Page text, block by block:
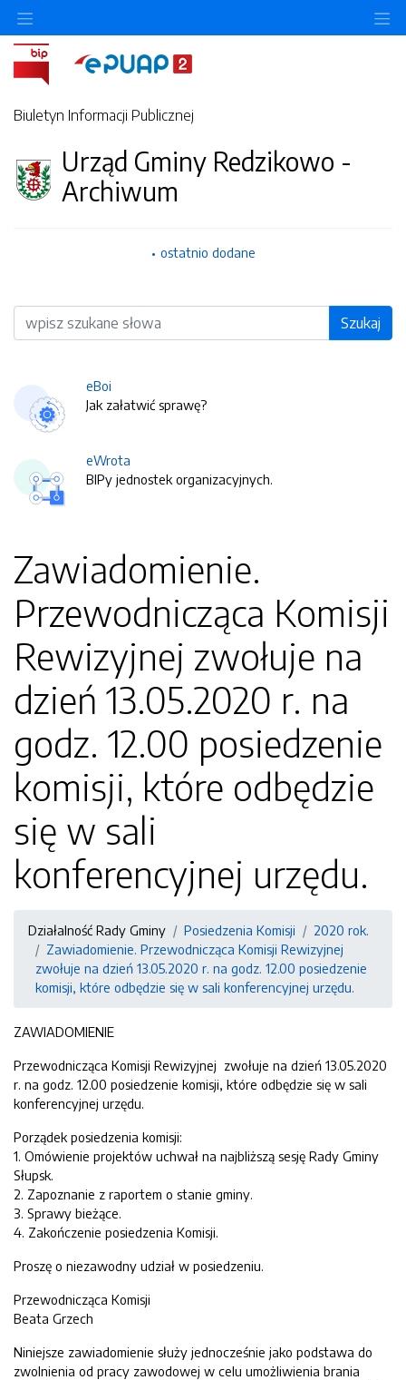
Biuletyn Informacji Publicznej
Urząd Gminy Redzikowo -
Archiwum
ostatnio dodane
Wyszukiwarka Szukaj
eBoi
Jak załatwić sprawę?
eWrota
BIPy jednostek organizacyjnych.
Zawiadomienie.
Przewodnicząca Komisji
Rewizyjnej zwołuje na
dzień 13.05.2020 r. na
godz. 12.00 posiedzenie
komisji, które odbędzie
się w sali
konferencyjnej urzędu.
Działalność Rady Gminy Posiedzenia Komisji
2020 rok.
Zawiadomienie. Przewodnicząca Komisji Rewizyjnej
zwołuje na dzień 13.05.2020 r. na godz. 12.00 posiedzenie
komisji, które odbędzie się w sali konferencyjnej urzędu.
ZAWIADOMIENIE
Przewodnicząca Komisji Rewizyjnej zwołuje na dzień 13.05.2020
r. na godz. 12.00 posiedzenie komisji, które odbędzie się w sali
konferencyjnej urzędu.
Porządek posiedzenia komisji:
1. Omówienie projektów uchwał na najbliższą sesję Rady Gminy
Słupsk.
2. Zapoznanie z raportem o stanie gminy.
3. Sprawy bieżące.
4. Zakończenie posiedzenia Komisji.
Proszę o niezawodny udział w posiedzeniu.
Przewodnicząca Komisji
Beata Grzech
Niniejsze zawiadomienie służy jednocześnie jako podstawa do
zwolnienia od pracy zawodowej w celu umożliwienia brania